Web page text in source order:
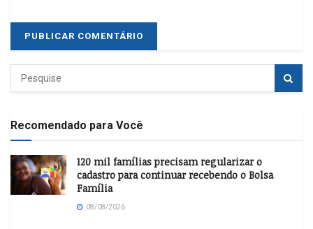
Recomendado para Você
120 mil famílias precisam regularizar o
cadastro para continuar recebendo o Bolsa
Família
08/08/2026